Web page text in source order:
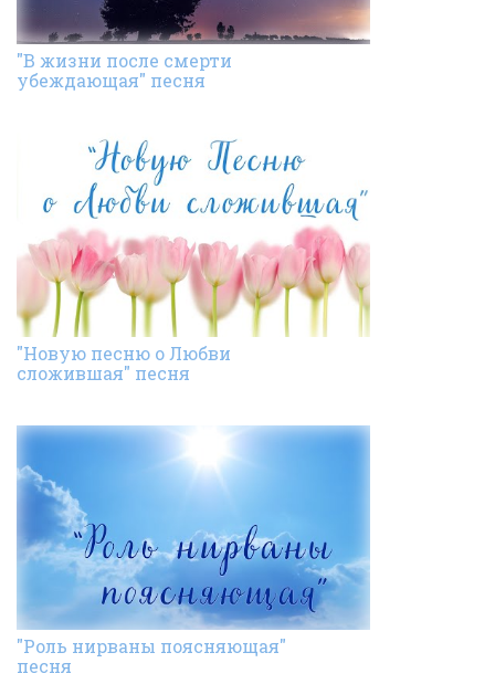
"В жизни после смерти
убеждающая" песня
"Новую песню о Любви
сложившая" песня
"Роль нирваны поясняющая"
песня